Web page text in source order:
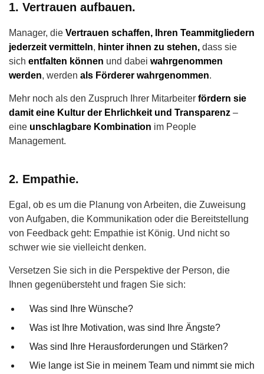
1. Vertrauen aufbauen.
Manager, die Vertrauen schaffen, Ihren Teammitgliedern
jederzeit vermitteln, hinter ihnen zu stehen, dass sie
sich entfalten können und dabei wahrgenommen
werden, werden als Förderer wahrgenommen.
Mehr noch als den Zuspruch Ihrer Mitarbeiter fördern sie
damit eine Kultur der Ehrlichkeit und Transparenz –
eine unschlagbare Kombination im People
Management.
2. Empathie.
Egal, ob es um die Planung von Arbeiten, die Zuweisung
von Aufgaben, die Kommunikation oder die Bereitstellung
von Feedback geht: Empathie ist König. Und nicht so
schwer wie sie vielleicht denken.
Versetzen Sie sich in die Perspektive der Person, die
Ihnen gegenübersteht und fragen Sie sich:
Was sind Ihre Wünsche?
Was ist Ihre Motivation, was sind Ihre Ängste?
Was sind Ihre Herausforderungen und Stärken?
Wie lange ist Sie in meinem Team und nimmt sie mich